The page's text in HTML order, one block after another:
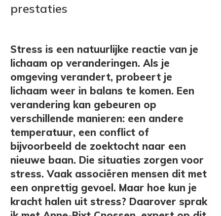
prestaties
Stress is een natuurlijke reactie van je
lichaam op veranderingen. Als je
omgeving verandert, probeert je
lichaam weer in balans te komen. Een
verandering kan gebeuren op
verschillende manieren: een andere
temperatuur, een conflict of
bijvoorbeeld de zoektocht naar een
nieuwe baan. Die situaties zorgen voor
stress. Vaak associëren mensen dit met
een onprettig gevoel. Maar hoe kun je
kracht halen uit stress? Daarover sprak